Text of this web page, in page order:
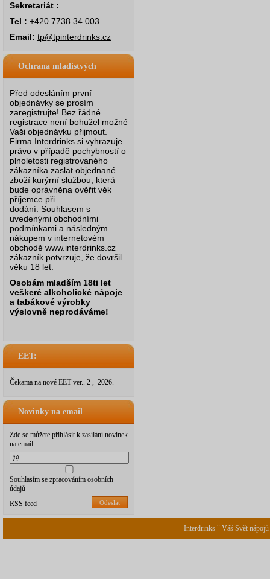
Sekretariát :
Tel : +420 7738 34 003
Email: tp@tpinterdrinks.cz
Ochrana mladistvých
Před odesláním první
objednávky se prosím
zaregistrujte! Bez řádné
registrace není bohužel možné
Vaši objednávku přijmout.
Firma Interdrinks si vyhrazuje
právo v případě pochybností o
plnoletosti registrovaného
zákazníka zaslat objednané
zboží kurýrní službou, která
bude oprávněna ověřit věk
příjemce při
dodání. Souhlasem s
uvedenými obchodními
podmínkami a následným
nákupem v internetovém
obchodě www.interdrinks.cz
zákazník potvrzuje, že dovršil
věku 18 let.
Osobám mladším 18ti let
veškeré alkoholické nápoje
a tabákové výrobky
výslovně neprodáváme!
EET:
Čekama na nové EET ver.. 2 , 2026.
Novinky na email
Zde se můžete přihlásit k zasílání novinek
na email.
Souhlasím se zpracováním osobních
údajů
Odeslat
RSS feed
Interdrinks " Váš Svět